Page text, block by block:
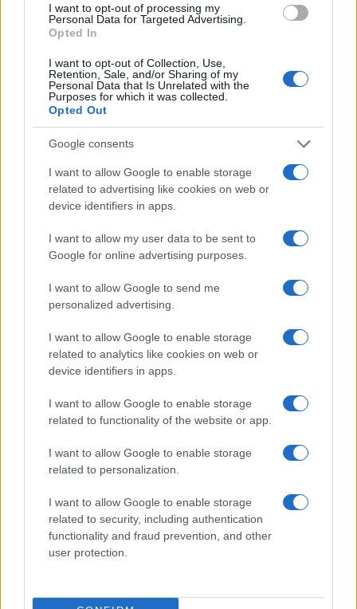
I want to opt-out of processing my
Personal Data for Targeted Advertising.
Opted In
I want to opt-out of Collection, Use,
Retention, Sale, and/or Sharing of my
Personal Data that Is Unrelated with the
Purposes for which it was collected.
Opted Out
Google consents
I want to allow Google to enable storage
related to advertising like cookies on web or
device identifiers in apps.
I want to allow my user data to be sent to
Google for online advertising purposes.
I want to allow Google to send me
personalized advertising.
I want to allow Google to enable storage
related to analytics like cookies on web or
device identifiers in apps.
I want to allow Google to enable storage
related to functionality of the website or app.
I want to allow Google to enable storage
related to personalization.
I want to allow Google to enable storage
related to security, including authentication
functionality and fraud prevention, and other
user protection.
Como as concessionárias de energia estão se adaptando aos
impactos das mudanças climáticas
NEWS
Confira os números sorteados no concurso 3754 da Lotofácil
em São Paulo
NEWS